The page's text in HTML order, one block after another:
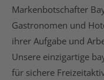
Markenbotschafter
Gastronomen und
ihrer Aufgabe und
Unsere einzigartige
für sichere